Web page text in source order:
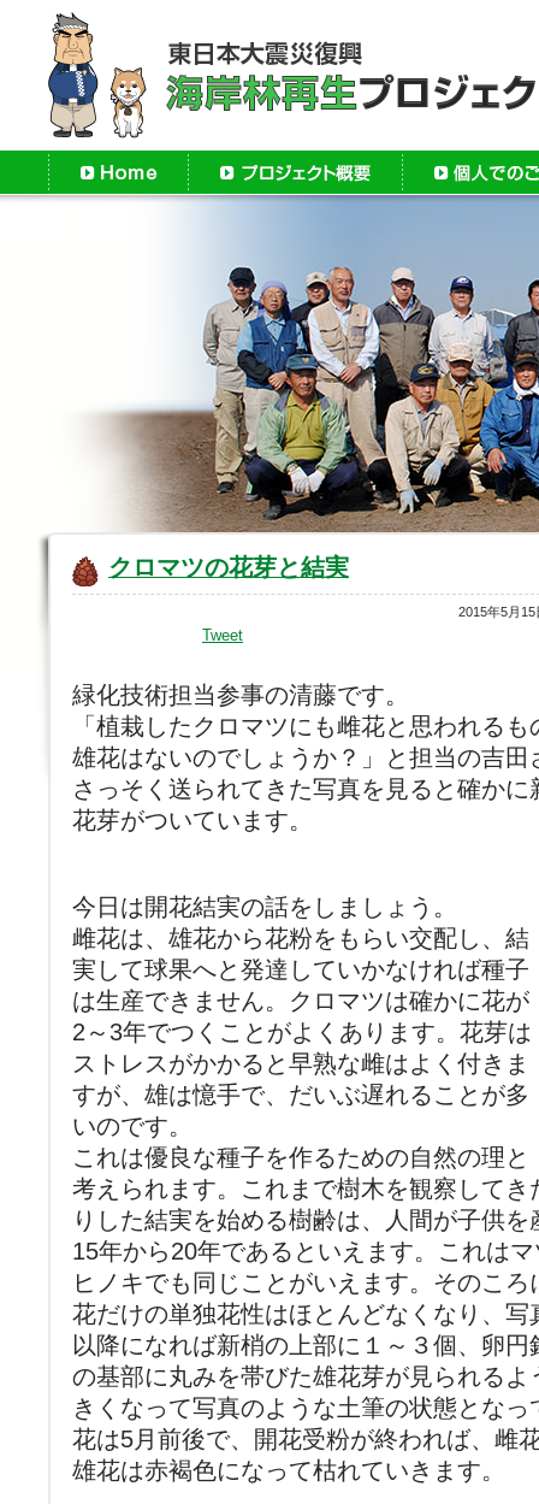
クロマツの花芽と結実
2015年5月
Tweet
緑化技術担当参事の清藤です。
「植栽したクロマツにも雌花と思われる
雄花はないのでしょうか？」と担当の吉
さっそく送られてきた写真を見ると確か
花芽がついています。
今日は開花結実の話をしましょう。
雌花は、雄花から花粉をもらい交配し、結
実して球果へと発達していかなければ種子
は生産できません。クロマツは確かに花が
2～3年でつくことがよくあります。花芽は
ストレスがかかると早熟な雌はよく付きま
すが、雄は憶手で、だいぶ遅れることが多
いのです。
これは優良な種子を作るための自然の理と
考えられます。これまで樹木を観察して
りした結実を始める樹齢は、人間が子供
15年から20年であるといえます。これは
ヒノキでも同じことがいえます。そのこ
花だけの単独花性はほとんどなくなり、
以降になれば新梢の上部に１～３個、卵
の基部に丸みを帯びた雄花芽が見られる
きくなって写真のような土筆の状態とな
花は5月前後で、開花受粉が終われば、雌
雄花は赤褐色になって枯れていきます。